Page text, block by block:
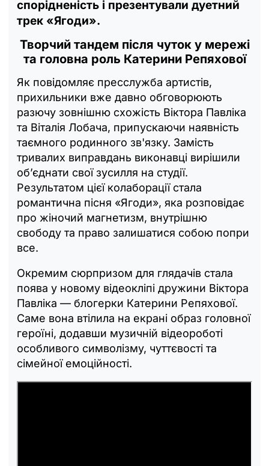
спорідненість і презентували дуетний
трек «Ягоди».
Творчий тандем після чуток у мережі
та головна роль Катерини Репяхової
Як повідомляє пресслужба артистів,
прихильники вже давно обговорюють
разючу зовнішню схожість Віктора Павліка
та Віталія Лобача, припускаючи наявність
таємного родинного зв'язку. Замість
тривалих виправдань виконавці вирішили
об’єднати свої зусилля на студії.
Результатом цієї колаборації стала
романтична пісня «Ягоди», яка розповідає
про жіночий магнетизм, внутрішню
свободу та право залишатися собою попри
все.
Окремим сюрпризом для глядачів стала
поява у новому відеокліпі дружини Віктора
Павліка — блогерки Катерини Репяхової.
Саме вона втілила на екрані образ головної
героїні, додавши музичній відеороботі
особливого символізму, чуттєвості та
сімейної емоційності.